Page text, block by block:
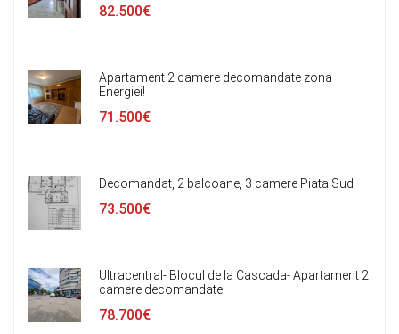
82.500€
Apartament 2 camere decomandate zona
Energiei!
71.500€
Decomandat, 2 balcoane, 3 camere Piata Sud
73.500€
Ultracentral- Blocul de la Cascada- Apartament 2
camere decomandate
78.700€